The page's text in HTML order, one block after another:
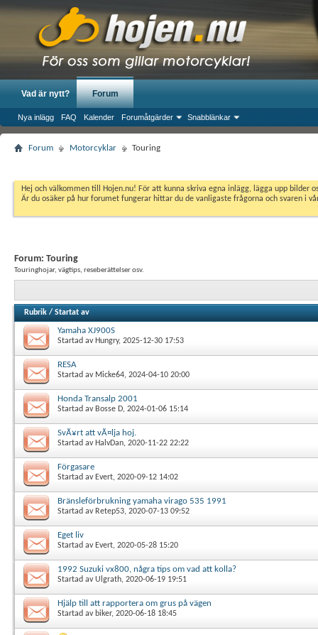
Vad är nytt? Forum
Nya inlägg FAQ Kalender Forumåtgärder Snabblänkar
Forum Motorcyklar Touring
Hej och välkommen till Hojen.nu! För att kunna skriva egna inlägg, lägga upp
Är du osäker på hur forumet fungerar hittar du de vanligaste frågorna och svaren i
Forum: Touring
Touringhojar, vägtips, reseberättelser osv.
Rubrik / Startat av
Yamaha XJ900S
Startad av Hungry, 2025-12-30 17:53
RESA
Startad av Micke64, 2024-04-10 20:00
Honda Transalp 2001
Startad av Bosse D, 2024-01-06 15:14
SvÃ¥rt att vÃ¤lja hoj.
Startad av HalvDan, 2020-11-22 22:22
Förgasare
Startad av Evert, 2020-09-12 14:02
Bränsleförbrukning yamaha virago 535 1991
Startad av Retep53, 2020-07-13 09:52
Eget liv
Startad av Evert, 2020-05-28 15:20
1992 Suzuki vx800, några tips om vad att kolla?
Startad avUlgrath, 2020-06-19 19:51
Hjälp till att rapportera om grus på vägen
Startad av biker, 2020-06-18 18:45